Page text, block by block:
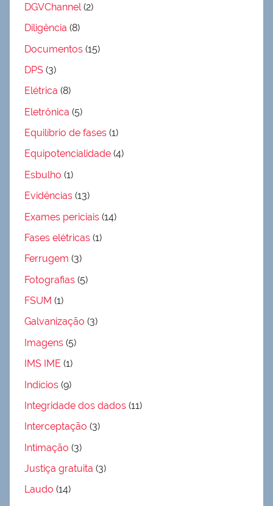
DGVChannel(2)
Diligência (8)
Documentos (15)
DPS (3)
Elétrica (8)
Eletrônica (5)
Equilíbrio de fases (1)
Equipotencialidade (4)
Esbulho (1)
Evidências (13)
Exames periciais (14)
Fases elétricas (1)
Ferrugem (3)
Fotografias (5)
FSUM (1)
Galvanização (3)
Imagens (5)
IMS IME (1)
Indícios (9)
Integridade dos dados (11)
Interceptação (3)
Intimação (3)
Justiça gratuita (3)
Laudo (14)